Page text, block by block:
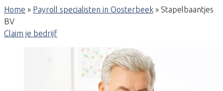
Home » Payroll specialisten in Oosterbeek » Stapelbaantjes
BV
Claim je bedrijf